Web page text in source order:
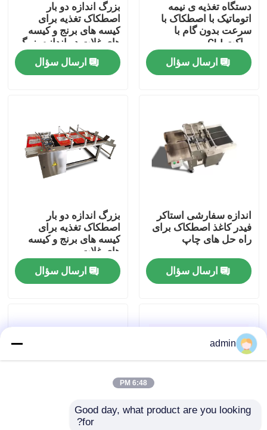
محصولات
تور کارخانه
کنترل کیفیت
اخبار
دستگاه تغذیه ی نیمه
اتوماتیک با اصطکاک با
سرعت بدون گام با
براکت CIJ
ارسال سؤال
بزرگ اندازه دو بار
اصطکاک تغذیه برای
کیسه های برنج و کیسه
های غلات در اندازه بزرگ
ارسال سؤال
اندازه سفارشی استاکر
فیدر کاغذ اصطکاک برای
راه حل های چاپ
ارسال سؤال
بزرگ اندازه دو بار
اصطکاک تغذیه برای
کیسه های برنج و کیسه
های غلات
ارسال سؤال
admin
6:48 PM
Good day, what product are you looking
for?